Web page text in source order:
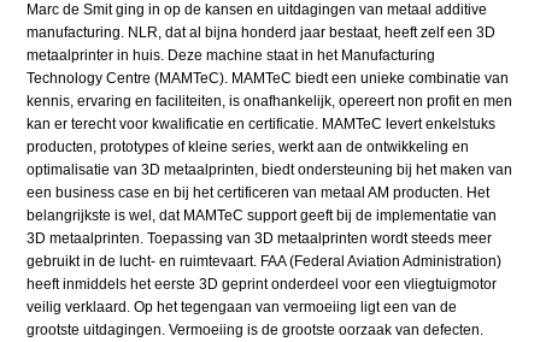
Marc de Smit ging in op de kansen en uitdagingen van metaal additive
manufacturing. NLR, dat al bijna honderd jaar bestaat, heeft zelf een 3D
metaalprinter in huis. Deze machine staat in het Manufacturing
Technology Centre (MAMTeC). MAMTeC biedt een unieke combinatie van
kennis, ervaring en faciliteiten, is onafhankelijk, opereert non profit en men
kan er terecht voor kwalificatie en certificatie. MAMTeC levert enkelstuks
producten, prototypes of kleine series, werkt aan de ontwikkeling en
optimalisatie van 3D metaalprinten, biedt ondersteuning bij het maken van
een business case en bij het certificeren van metaal AM producten. Het
belangrijkste is wel, dat MAMTeC support geeft bij de implementatie van
3D metaalprinten. Toepassing van 3D metaalprinten wordt steeds meer
gebruikt in de lucht- en ruimtevaart. FAA (Federal Aviation Administration)
heeft inmiddels het eerste 3D geprint onderdeel voor een vliegtuigmotor
veilig verklaard. Op het tegengaan van vermoeiing ligt een van de
grootste uitdagingen. Vermoeiing is de grootste oorzaak van defecten.